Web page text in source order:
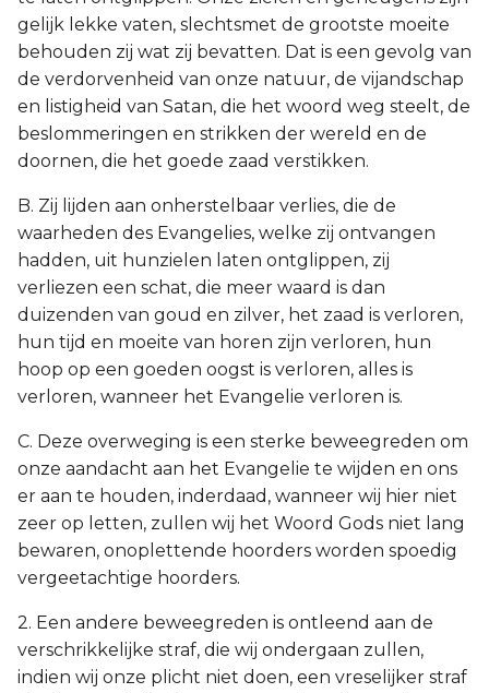
gelijk lekke vaten, slechtsmet de grootste moeite
behouden zij wat zij bevatten. Dat is een gevolg van
de verdorvenheid van onze natuur, de vijandschap
en listigheid van Satan, die het woord weg steelt, de
beslommeringen en strikken der wereld en de
doornen, die het goede zaad verstikken.
B. Zij lijden aan onherstelbaar verlies, die de
waarheden des Evangelies, welke zij ontvangen
hadden, uit hunzielen laten ontglippen, zij
verliezen een schat, die meer waard is dan
duizenden van goud en zilver, het zaad is verloren,
hun tijd en moeite van horen zijn verloren, hun
hoop op een goeden oogst is verloren, alles is
verloren, wanneer het Evangelie verloren is.
C. Deze overweging is een sterke beweegreden om
onze aandacht aan het Evangelie te wijden en ons
er aan te houden, inderdaad, wanneer wij hier niet
zeer op letten, zullen wij het Woord Gods niet lang
bewaren, onoplettende hoorders worden spoedig
vergeetachtige hoorders.
2. Een andere beweegreden is ontleend aan de
verschrikkelijke straf, die wij ondergaan zullen,
indien wij onze plicht niet doen, een vreselijker straf